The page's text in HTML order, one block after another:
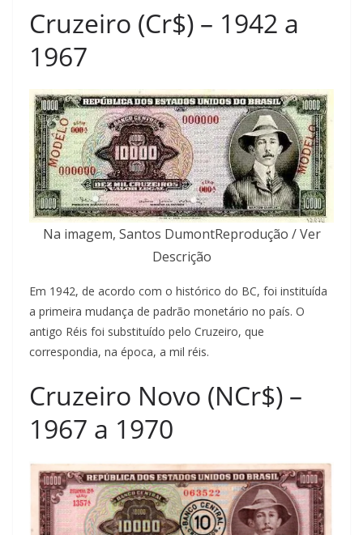
Cruzeiro (Cr$) – 1942 a
1967
Na imagem, Santos DumontReprodução / Ver
Descrição
Em 1942, de acordo com o histórico do BC, foi instituída
a primeira mudança de padrão monetário no país. O
antigo Réis foi substituído pelo Cruzeiro, que
correspondia, na época, a mil réis.
Cruzeiro Novo (NCr$) –
1967 a 1970